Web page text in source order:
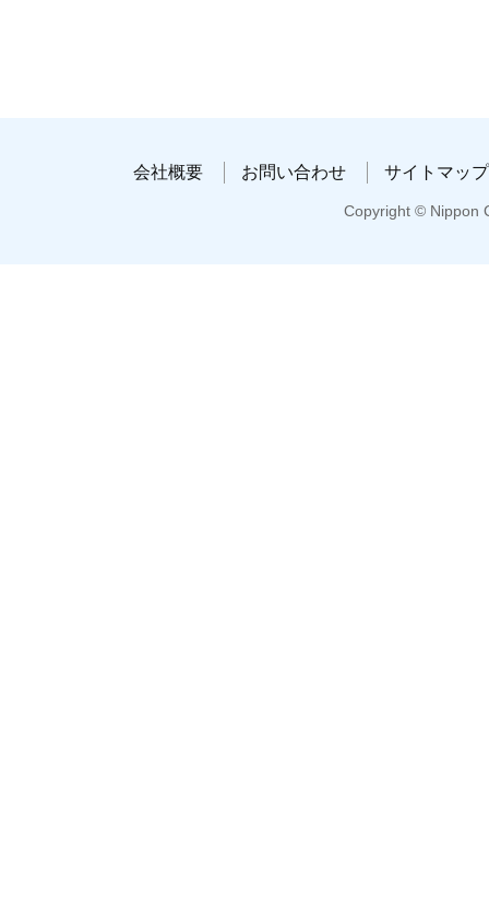
会社概要 お問い合わせ サイトマップ
Copyright © Nippon